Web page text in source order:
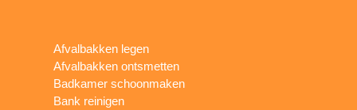
Afvalbakken legen
Afvalbakken ontsmetten
Badkamer schoonmaken
Bank reinigen